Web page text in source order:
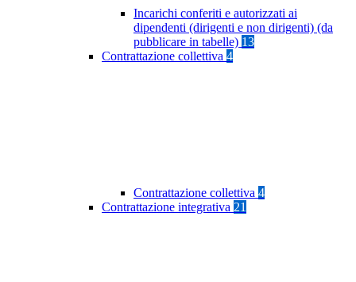
Incarichi conferiti e autorizzati ai
dipendenti (dirigenti e non dirigenti) (da
pubblicare in tabelle) 13
Contrattazione collettiva 4
Contrattazione collettiva 4
Contrattazione integrativa 21